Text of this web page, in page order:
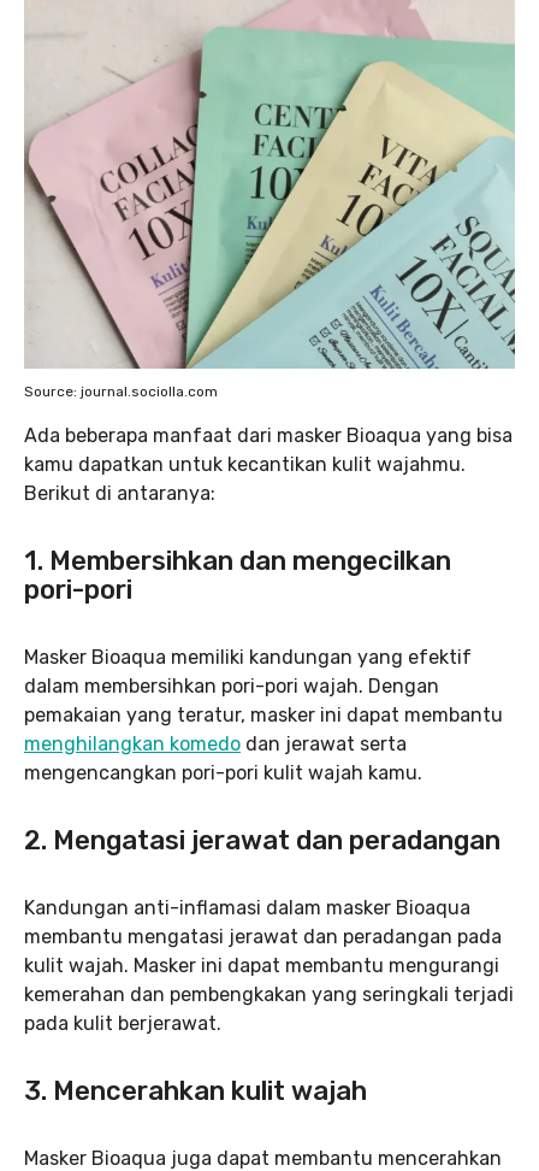
Source: journal.sociolla.com
Ada beberapa manfaat dari masker Bioaqua yang bisa
kamu dapatkan untuk kecantikan kulit wajahmu.
Berikut di antaranya:
1. Membersihkan dan mengecilkan
pori-pori
Masker Bioaqua memiliki kandungan yang efektif
dalam membersihkan pori-pori wajah. Dengan
pemakaian yang teratur, masker ini dapat membantu
menghilangkan komedo dan jerawat serta
mengencangkan pori-pori kulit wajah kamu.
2. Mengatasi jerawat dan peradangan
Kandungan anti-inflamasi dalam masker Bioaqua
membantu mengatasi jerawat dan peradangan pada
kulit wajah. Masker ini dapat membantu mengurangi
kemerahan dan pembengkakan yang seringkali terjadi
pada kulit berjerawat.
3. Mencerahkan kulit wajah
Masker Bioaqua juga dapat membantu mencerahkan